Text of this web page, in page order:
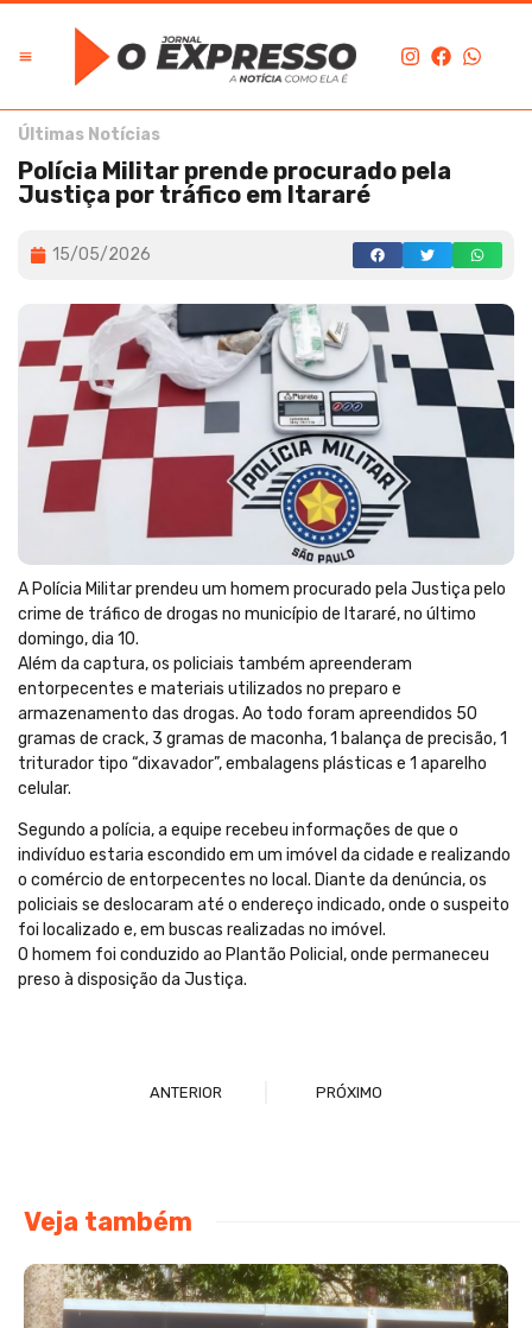
Últimas Notícias
Polícia Militar prende procurado pela
Justiça por tráfico em Itararé
15/05/2026
A Polícia Militar prendeu um homem procurado pela Justiça pelo
crime de tráfico de drogas no município de Itararé, no último
domingo, dia 10.
Além da captura, os policiais também apreenderam
entorpecentes e materiais utilizados no preparo e
armazenamento das drogas. Ao todo foram apreendidos 50
gramas de crack, 3 gramas de maconha, 1 balança de precisão, 1
triturador tipo “dixavador”, embalagens plásticas e 1 aparelho
celular.
Segundo a polícia, a equipe recebeu informações de que o
indivíduo estaria escondido em um imóvel da cidade e realizando
o comércio de entorpecentes no local. Diante da denúncia, os
policiais se deslocaram até o endereço indicado, onde o suspeito
foi localizado e, em buscas realizadas no imóvel.
O homem foi conduzido ao Plantão Policial, onde permaneceu
preso à disposição da Justiça.
ANTERIOR PRÓXIMO
Veja também